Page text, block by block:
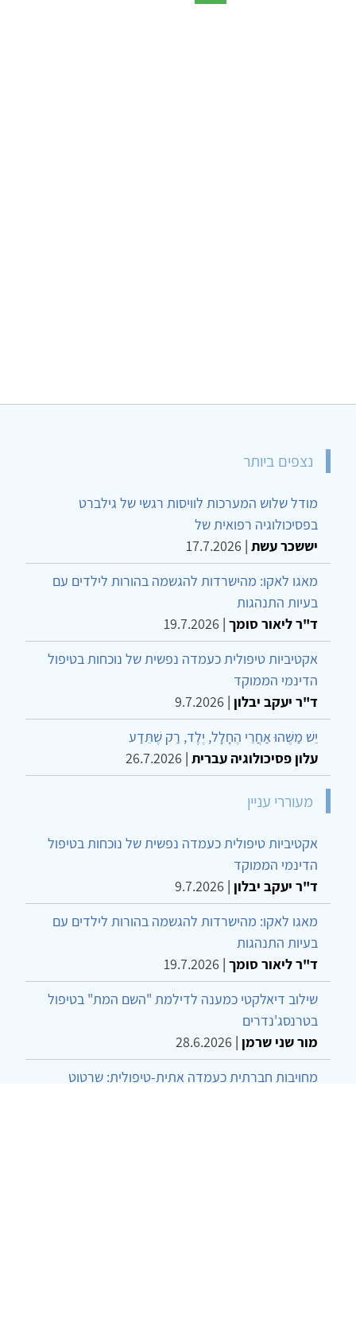
נצפים ביותר
מודל שלוש המערכות לוויסות רגשי של גילברט
בפסיכולוגיה רפואית של
יששכר עשת |
17.7.2026
מאגו לאקו: מהישרדות להגשמה בהורות לילדים עם
בעיות התנהגות
ד"ר ליאור סומך |
19.7.2026
אקטיביות טיפולית כעמדה נפשית של נוכחות בטיפול
הדינמי הממוקד
ד"ר יעקב יבלון |
9.7.2026
יֵשׁ מַשֶּׁהוּ אַחֲרֵי הֶחָלָל, יֶלֶד, רַק שֶׁתֵּדַע
עלון פסיכולוגיה עברית |
26.7.2026
מעוררי עניין
אקטיביות טיפולית כעמדה נפשית של נוכחות בטיפול
הדינמי הממוקד
ד"ר יעקב יבלון |
9.7.2026
מאגו לאקו: מהישרדות להגשמה בהורות לילדים עם
בעיות התנהגות
ד"ר ליאור סומך |
19.7.2026
שילוב דיאלקטי כמענה לדילמת "השם המת" בטיפול
בטרנסג'נדרים
מור שני שרמן |
28.6.2026
מחויבות חברתית כעמדה אתית-טיפולית: שרטוט